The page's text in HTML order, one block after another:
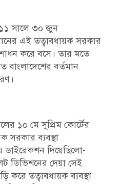
সালে ৩০ জুন
এই তত্বাবধায়ক সরকার
করে বসে। তার মতে
বর্তমান
১০ মে সুপ্রিম কোর্টের
সরকার ব্যবস্থা
ডাইরেকশন দিয়েছিলো-
ডিভিশনের দেয়া সেই
করে তত্বাবধায়ক ব্যবস্থা